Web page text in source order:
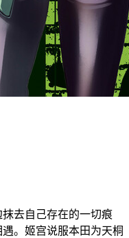
去自己存在的一切痕
。姬宫说服本田为天桐